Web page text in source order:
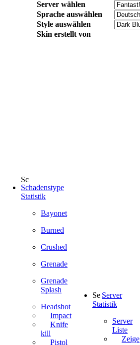
Server wählen
Sprache auswählen
Style auswählen
Skin erstellt von
Schadenstype
Statistik
Bayonet
Burned
Crushed
Grenade
Grenade
Splash
Headshot
Impact
Knife
kill
Pistol
Server
Statistik
Server
Liste
Zeige